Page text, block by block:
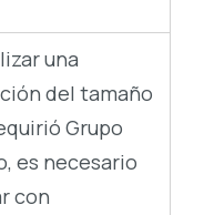
una
del tamaño
Grupo
es necesario
con